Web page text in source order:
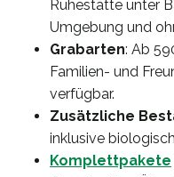
Ruhestätte unter
Umgebung und
Grabarten: Ab
Familien- und
verfügbar.
Zusätzliche
inklusive
Komplettpakete